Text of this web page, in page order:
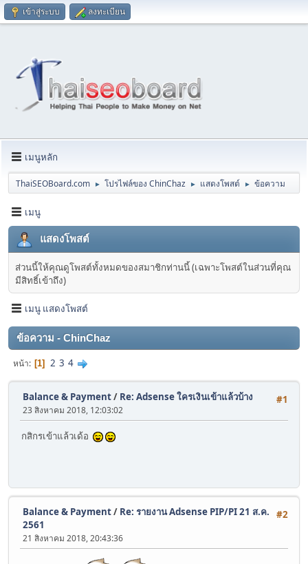
เข้าสู่ระบบ ลงทะเบียน
เมนูหลัก
ThaiSEOBoard.com ► โปรไฟล์ของ ChinChaz ► แสดงโพสต์ ► ข้อความ
เมนู
แสดงโพสต์
ส่วนนี้ให้คุณดูโพสต์ทั้งหมดของสมาชิกท่านนี้ (เฉพาะโพสต์ในส่วนที่คุณ
มีสิทธิ์เข้าถึง)
เมนู แสดงโพสต์
ข้อความ - ChinChaz
หน้า 1 2 3 4
#1
Balance & Payment/ Re: Adsense ใครเงินเข้าแล้วบ้าง
23 สิงหาคม 2018, 12:03:02
กสิกรเข้าแล้วเด้อ
#2
Balance & Payment/ Re: รายงาน Adsense PIP/PI 21 ส.ค.
2561
21 สิงหาคม 2018, 20:43:36